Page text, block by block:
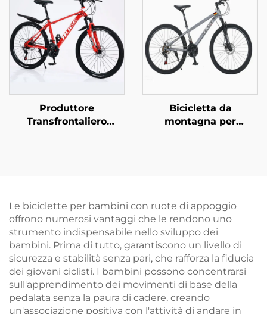
pedale posteriore
Design semplice e
sicuro per ragazzi e
ragazze
Disco e Pedali,
Bicicletta per Bambini
da 16 Pollici con
Forcella in Acciaio e
Pedali Normali
Produttore
Transfrontaliero
Forcella in Acciaio
Freno a Disco con
Pedali Normali
Bicicletta da
montagna per
acciaio, un ottimo
regalo
Le biciclette per bambini con ruote di appoggio
offrono numerosi vantaggi che le rendono uno
strumento indispensabile nello sviluppo dei
bambini. Prima di tutto, garantiscono un livello di
sicurezza e stabilità senza pari, che rafforza la fiducia
dei giovani ciclisti. I bambini possono concentrarsi
sull'apprendimento dei movimenti di base della
pedalata senza la paura di cadere, creando
un'associazione positiva con l'attività di andare in